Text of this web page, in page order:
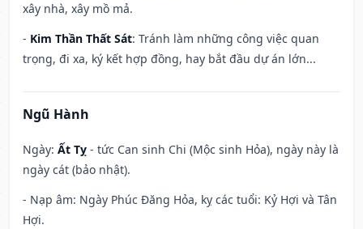
xây nhà, xây mồ mả.
- Kim Thần Thất Sát: Tránh làm những công việc quan
trọng, đi xa, ký kết hợp đồng, hay bắt đầu dự án lớn...
Ngũ Hành
Ngày: Ất Tỵ - tức Can sinh Chi (Mộc sinh Hỏa), ngày này là
ngày cát (bảo nhật).
- Nạp âm: Ngày Phúc Đăng Hỏa, kỵ các tuổi: Kỷ Hợi và Tân
Hợi.